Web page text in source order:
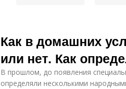
Как в домашних
или нет. Как
В прошлом, до появления
определяли несколькими